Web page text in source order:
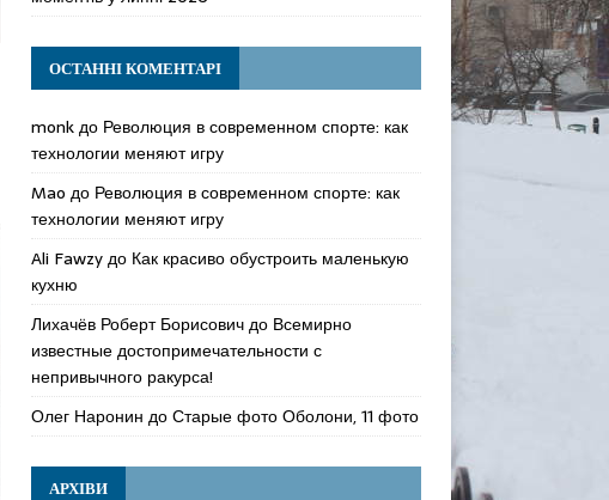
ОСТАННІ КОМЕНТАРІ
monkдо Революция в современном спорте: как
технологии меняют игру
Mao до Революция в современном спорте: как
технологии меняют игру
Ali Fawzyдо Как красиво обустроить маленькую
кухню
Лихачёв Роберт Борисовичдо Всемирно
известные достопримечательности с
непривычного ракурса!
Олег Наронин доСтарые фото Оболони, 11 фото
АРХІВИ